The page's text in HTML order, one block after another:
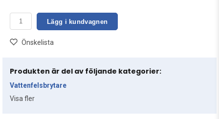
Lägg i kundvagnen
Önskelista
Produkten är del av följande kategorier:
Vattenfelsbrytare
Visa fler